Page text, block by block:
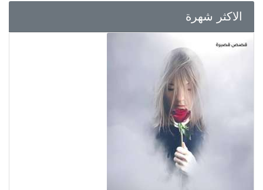
الاكثر شهرة